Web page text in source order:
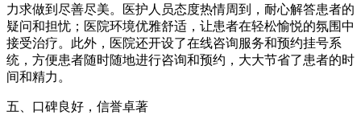
力求做到尽善尽美。医护人员态度热情周到，耐心解答患者的
疑问和担忧；医院环境优雅舒适，让患者在轻松愉悦的氛围中
接受治疗。此外，医院还开设了在线咨询服务和预约挂号系
统，方便患者随时随地进行咨询和预约，大大节省了患者的时
间和精力。
五、口碑良好，信誉卓著